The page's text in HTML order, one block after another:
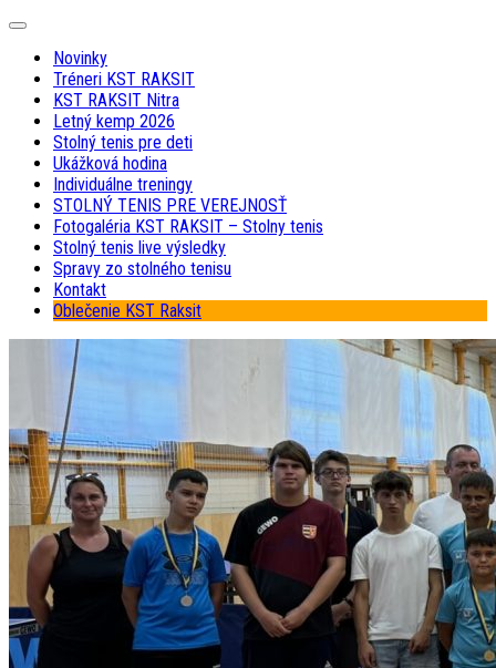
Skip
content
Expand
Novinky
Tréneri KST RAKSIT
KST RAKSIT Nitra
Letný kemp 2026
Stolný tenis pre deti
Ukážková hodina
Individuálne treningy
STOLNÝ TENIS PRE VEREJNOSŤ
Fotogaléria KST RAKSIT – Stolny tenis
Stolný tenis live výsledky
Spravy zo stolného tenisu
Kontakt
Oblečenie KST Raksit